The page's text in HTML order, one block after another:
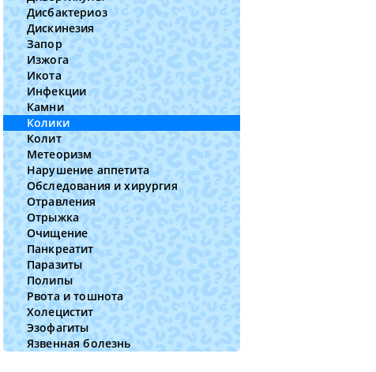
Дисбактериоз
Дискинезия
Запор
Изжога
Икота
Инфекции
Камни
Колики
Колит
Метеоризм
Нарушение аппетита
Обследования и хирургия
Отравления
Отрыжка
Очищение
Панкреатит
Паразиты
Полипы
Рвота и тошнота
Холецистит
Эзофагиты
Язвенная болезнь